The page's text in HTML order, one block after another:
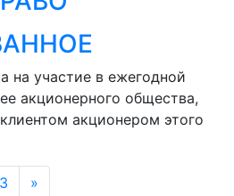
на участие в ежегодной
акционерного общества,
акционером этого
»